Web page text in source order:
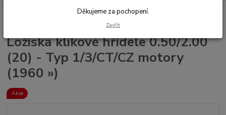
VW Bus Typ 2 (1967 » 79) Motorové díly (Engine parts)
Ložiska klikové hřídele 0.50/2.00
(20) - Typ 1/3/CT/CZ motory
(1960 »)
Akce
Děkujeme za pochopení.
Zavřít